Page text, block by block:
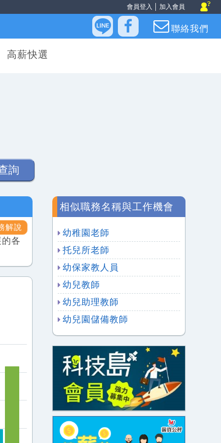
會員登入 加入會員
聯絡我們
高薪快選
詢
解說
各
相似職務名稱與工作機會
幼稚園老師
托兒所老師
幼保家教人員
幼兒教師
幼兒助理教師
幼兒園儲備教師